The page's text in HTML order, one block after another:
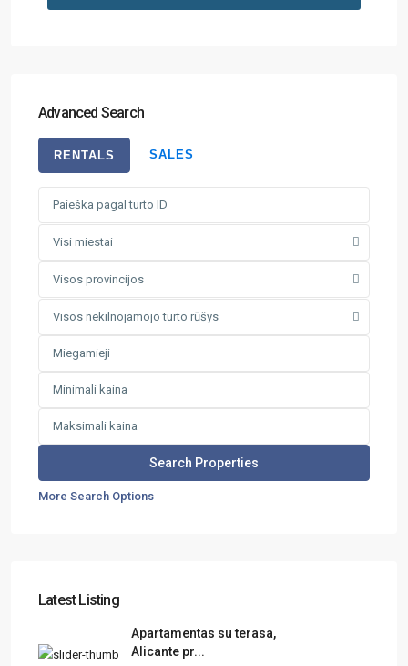
Advanced Search
RENTALS SALES
Visi miestai
Visos provincijos
Visos nekilnojamojo turto rūšys
More Search Options
Latest Listing
Apartamentas su terasa,
Alicante pr...